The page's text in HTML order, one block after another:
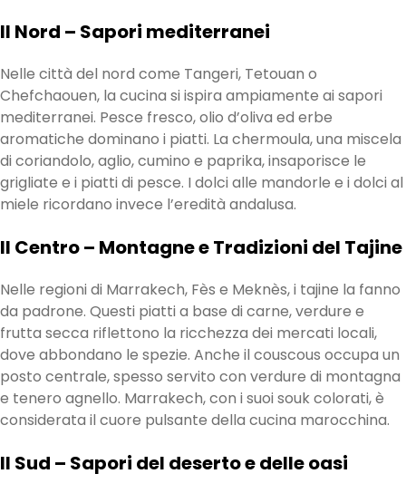
Il Nord – Sapori mediterranei
Nelle città del nord come Tangeri, Tetouan o
Chefchaouen, la cucina si ispira ampiamente ai sapori
mediterranei. Pesce fresco, olio d’oliva ed erbe
aromatiche dominano i piatti. La chermoula, una miscela
di coriandolo, aglio, cumino e paprika, insaporisce le
grigliate e i piatti di pesce. I dolci alle mandorle e i dolci al
miele ricordano invece l’eredità andalusa.
Il Centro – Montagne e Tradizioni del Tajine
Nelle regioni di Marrakech, Fès e Meknès, i tajine la fanno
da padrone. Questi piatti a base di carne, verdure e
frutta secca riflettono la ricchezza dei mercati locali,
dove abbondano le spezie. Anche il couscous occupa un
posto centrale, spesso servito con verdure di montagna
e tenero agnello. Marrakech, con i suoi souk colorati, è
considerata il cuore pulsante della cucina marocchina.
Il Sud – Sapori del deserto e delle oasi